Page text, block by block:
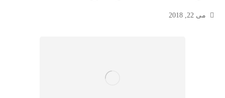
می 22, 2018